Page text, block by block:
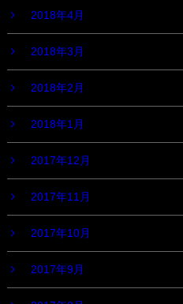
2018年4月
2018年3月
2018年2月
2018年1月
2017年12月
2017年11月
2017年10月
2017年9月